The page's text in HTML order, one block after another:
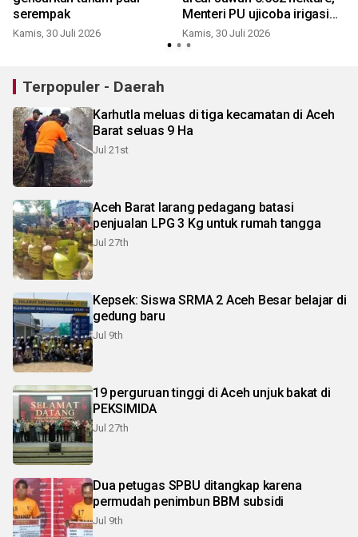
serempak
Kamis, 30 Juli 2026
Menteri PU ujicoba irigasi
Pante Lhong
Kamis, 30 Juli 2026
Terpopuler - Daerah
Karhutla meluas di tiga kecamatan di Aceh
Barat seluas 9 Ha
Jul 21st
Aceh Barat larang pedagang batasi
penjualan LPG 3 Kg untuk rumah tangga
Jul 27th
Kepsek: Siswa SRMA 2 Aceh Besar belajar di
gedung baru
Jul 9th
19 perguruan tinggi di Aceh unjuk bakat di
PEKSIMIDA
Jul 27th
Dua petugas SPBU ditangkap karena
permudah penimbun BBM subsidi
Jul 9th